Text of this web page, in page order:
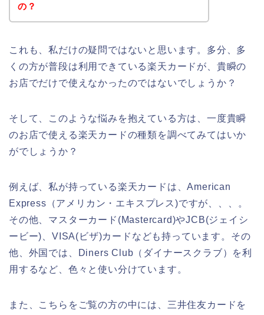
の？
これも、私だけの疑問ではないと思います。多分、多
くの方が普段は利用できている楽天カードが、貴瞬の
お店でだけで使えなかったのではないでしょうか？
そして、このような悩みを抱えている方は、一度貴瞬
のお店で使える楽天カードの種類を調べてみてはいか
がでしょうか？
例えば、私が持っている楽天カードは、American
Express（アメリカン・エキスプレス)ですが、、、。
その他、マスターカード(Mastercard)やJCB(ジェイシ
ービー)、VISA(ビザ)カードなども持っています。その
他、外国では、Diners Club（ダイナースクラブ）を利
用するなど、色々と使い分けています。
また、こちらをご覧の方の中には、三井住友カードを